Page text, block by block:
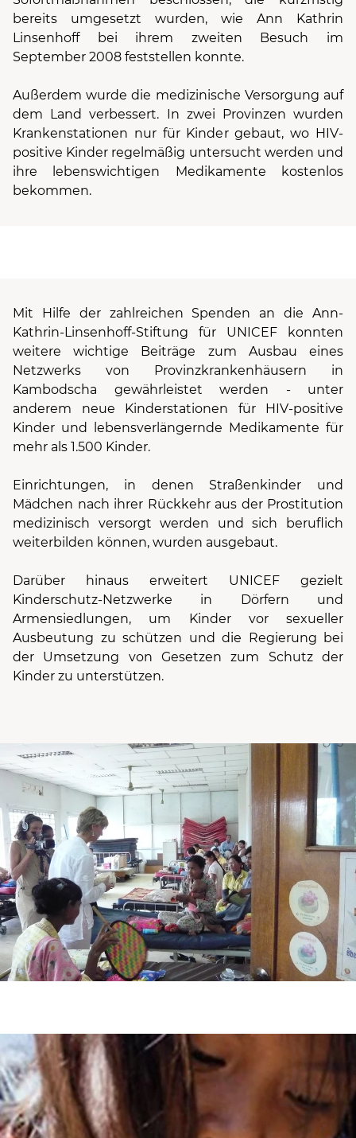
bereits umgesetzt wurden, wie Ann Kathrin
Linsenhoff bei ihrem zweiten Besuch im
September 2008 feststellen konnte.
Außerdem wurde die medizinische Versorgung auf
dem Land verbessert. In zwei Provinzen wurden
Krankenstationen nur für Kinder gebaut, wo HIV-
positive Kinder regelmäßig untersucht werden und
ihre lebenswichtigen Medikamente kostenlos
bekommen.
Mit Hilfe der zahlreichen Spenden an die Ann-
Kathrin-Linsenhoff-Stiftung für UNICEF konnten
weitere wichtige Beiträge zum Ausbau eines
Netzwerks von Provinzkrankenhäusern in
Kambodscha gewährleistet werden - unter
anderem neue Kinderstationen für HIV-positive
Kinder und lebensverlängernde Medikamente für
mehr als 1.500 Kinder.
Einrichtungen, in denen Straßenkinder und
Mädchen nach ihrer Rückkehr aus der Prostitution
medizinisch versorgt werden und sich beruflich
weiterbilden können, wurden ausgebaut.
Darüber hinaus erweitert UNICEF gezielt
Kinderschutz-Netzwerke in Dörfern und
Armensiedlungen, um Kinder vor sexueller
Ausbeutung zu schützen und die Regierung bei
der Umsetzung von Gesetzen zum Schutz der
Kinder zu unterstützen.